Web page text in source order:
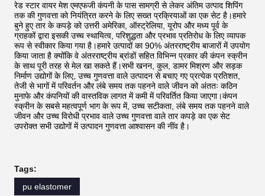
रेड स्टार वायर मेश एमएफजी कंपनी के पास सामग्री से लेकर अंतिम उत्पाद शिपिंग
तक की गुणवत्ता को नियंत्रित करने के लिए सख्त प्रक्रियाओं का एक सेट है।हमारे
बुने हुए तार के कपड़े को उत्तरी अमेरिका, ऑस्ट्रेलिया, यूरोप और मध्य पूर्व के
ग्राहकों द्वारा इसकी उच्च स्थायित्व, परिशुद्धता और प्रभाव प्रतिरोध के लिए व्यापक
रूप से स्वीकार किया गया है।हमारे उत्पादों का 90% अंतरराष्ट्रीय बाजारों में उपयोग
किया जाता है क्योंकि वे अंतरराष्ट्रीय ब्रांडों सहित विभिन्न प्रकार की कंपन स्क्रीन
के साथ पूरी तरह से मेल खा सकते हैं।सभी खनन, कुल, डामर मिश्रण और सड़क
निर्माण उद्योगों के लिए, उच्च गुणवत्ता वाले उत्पादन से बचाए गए प्रत्येक प्रतिशत,
तेजी से भागों में परिवर्तन और लंबे समय तक पहनने वाले जीवन को अंततः कठिन
मुनाफे और कंपनियों की वास्तविक लागत में कमी में परिवर्तित किया जाएगा।कंपन
स्क्रीन के सबसे महत्वपूर्ण भाग के रूप में, उच्च सटीकता, लंबे समय तक पहनने वाले
जीवन और उच्च विरोधी प्रभाव वाले उच्च गुणवत्ता वाले तार कपड़े का एक सेट
उपरोक्त सभी उद्योगों में उत्पादन गुणवत्ता आश्वासन की नींव है।
Tags:
pu elastomer